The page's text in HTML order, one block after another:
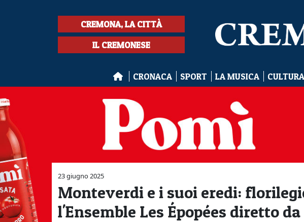
CREMONA, LA CITTÀ
IL CREMONESE
CRONACA SPORT LA MUSICA CULTURA
23 giugno 2025
Monteverdi e i suoi eredi:
l'Ensemble Les Épopées diretto